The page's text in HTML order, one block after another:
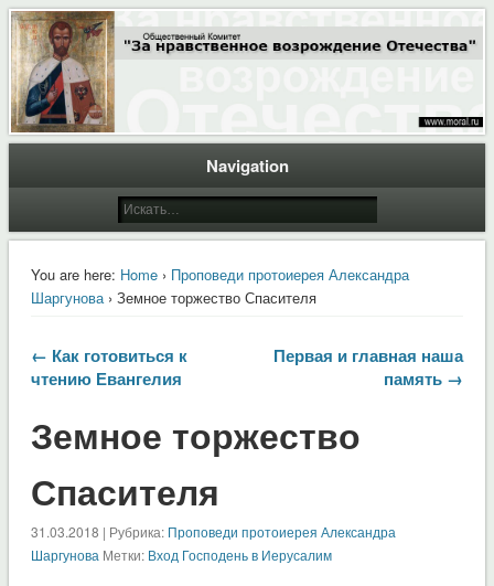
Moral.Ru
Общественный Комитет "За нравственное возрождение Отечества"
Navigation
You are here: Home› Проповеди протоиерея Александра
Шаргунова› Земное торжество Спасителя
← Как готовиться к
чтению Евангелия
Первая и главная наша
память →
Земное торжество
Спасителя
31.03.2018 | Рубрика: Проповеди протоиерея Александра
Шаргунова Метки: Вход Господень в Иерусалим